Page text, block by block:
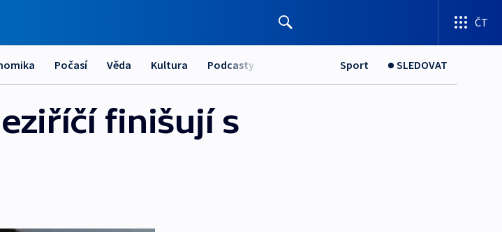
ČT
Počasí Věda Kultura Podcasty Sport SLEDOVAT
finišují s